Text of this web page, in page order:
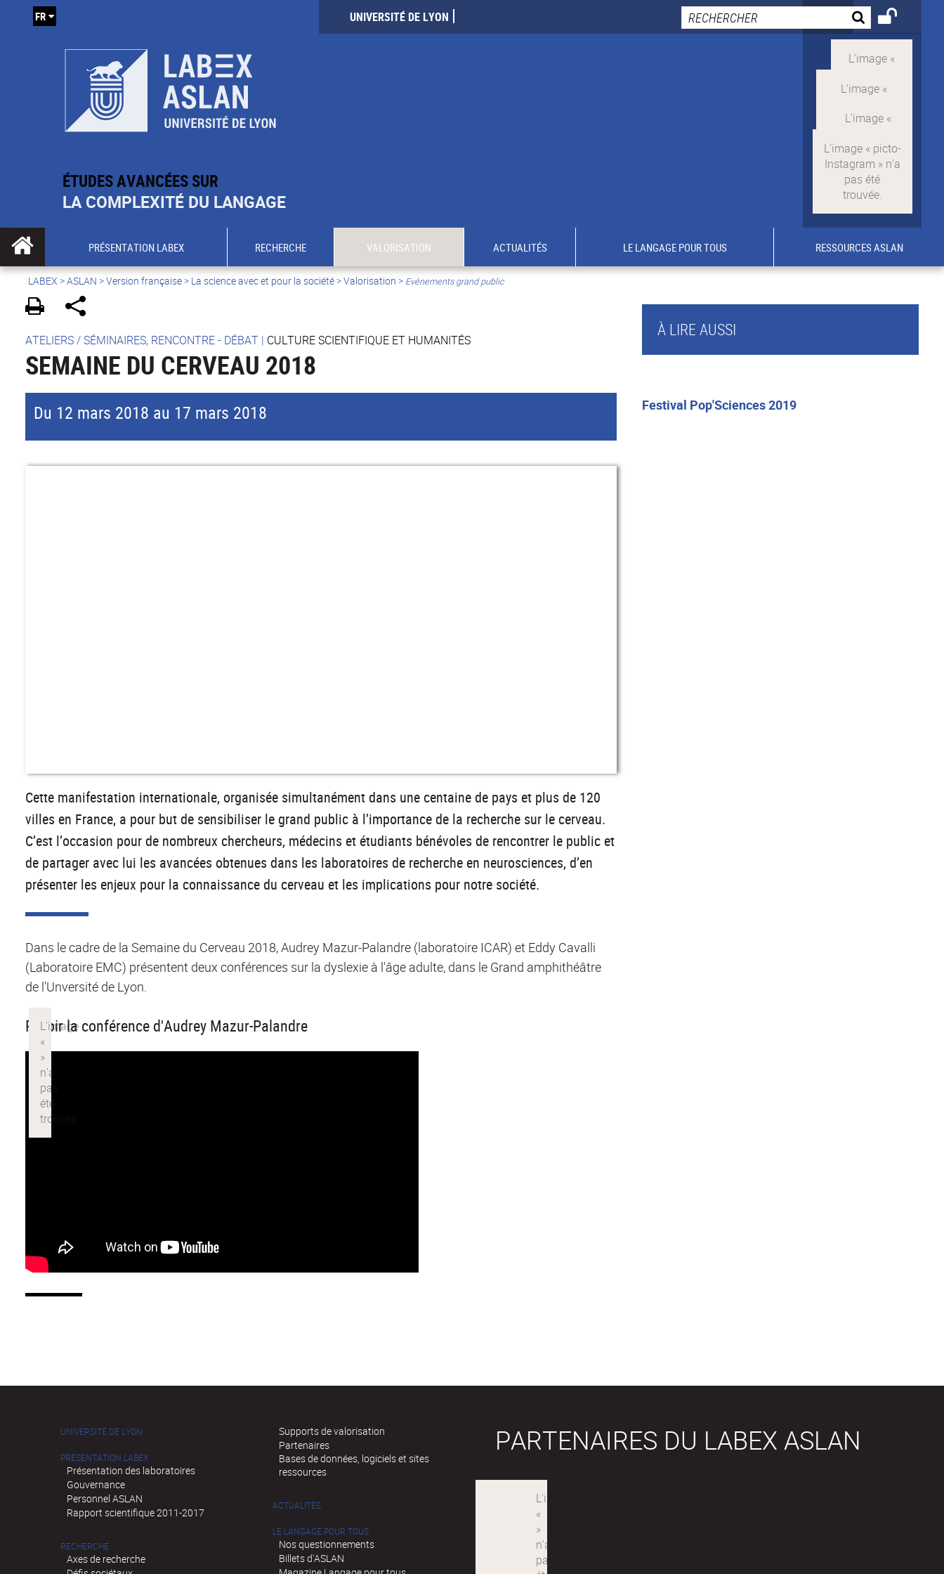
ÉTUDES AVANCÉES SUR
LA COMPLEXITÉ DU LANGAGE
UNIVERSITÉ DE LYON
FR
PRÉSENTATION LABEX RECHERCHE VALORISATION ACTUALITÉS LE LANGAGE POUR TOUS RESSOURCES ASLAN
LABEX >ASLAN >Version française> La science avec et pour la société>Valorisation > Evénements grand public
ATELIERS / SÉMINAIRES, RENCONTRE - DÉBAT | CULTURE SCIENTIFIQUE ET HUMANITÉS
SEMAINE DU CERVEAU 2018
Du 12 mars 2018 au 17 mars 2018
Cette manifestation internationale, organisée simultanément dans une centaine de pays et plus de 120
villes en France, a pour but de sensibiliser le grand public à l’importance de la recherche sur le cerveau.
C’est l’occasion pour de nombreux chercheurs, médecins et étudiants bénévoles de rencontrer le public et
de partager avec lui les avancées obtenues dans les laboratoires de recherche en neurosciences, d’en
présenter les enjeux pour la connaissance du cerveau et les implications pour notre société.
Dans le cadre de la Semaine du Cerveau 2018, Audrey Mazur-Palandre (laboratoire ICAR) et Eddy Cavalli
(Laboratoire EMC) présentent deux conférences sur la dyslexie à l'âge adulte, dans le Grand amphithéâtre
de l'Unversité de Lyon.
Revoir la conférence d'Audrey Mazur-Palandre
À LIRE AUSSI
Festival Pop'Sciences 2019
UNIVERSITÉ DE LYON
PRÉSENTATION LABEX
Présentation des laboratoires
Gouvernance
Personnel ASLAN
Rapport scientifique 2011-2017
RECHERCHE
Axes de recherche
Supports de valorisation
Partenaires
Bases de données, logiciels et sites
ressources
ACTUALITÉS
LE LANGAGE POUR TOUS
Nos questionnements
Billets d'ASLAN
PARTENAIRES DU LABEX ASLAN